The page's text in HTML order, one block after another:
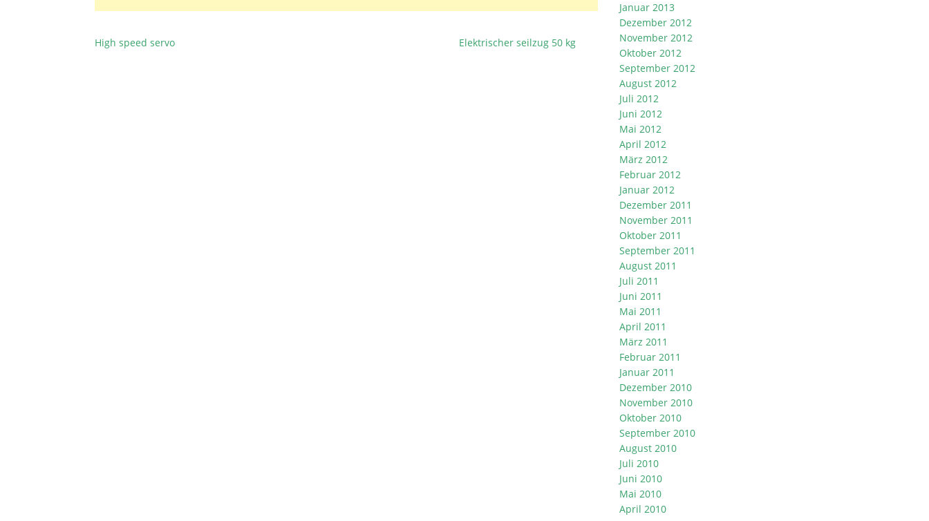
BEITRAGSNAVIGATION
High speed servo Elektrischer seilzug 50 kg
Januar 2013
Dezember 2012
November 2012
Oktober 2012
September 2012
August 2012
Juli 2012
Juni 2012
Mai 2012
April 2012
März 2012
Februar 2012
Januar 2012
Dezember 2011
November 2011
Oktober 2011
September 2011
August 2011
Juli 2011
Juni 2011
Mai 2011
April 2011
März 2011
Februar 2011
Januar 2011
Dezember 2010
November 2010
Oktober 2010
September 2010
August 2010
Juli 2010
Juni 2010
Mai 2010
April 2010